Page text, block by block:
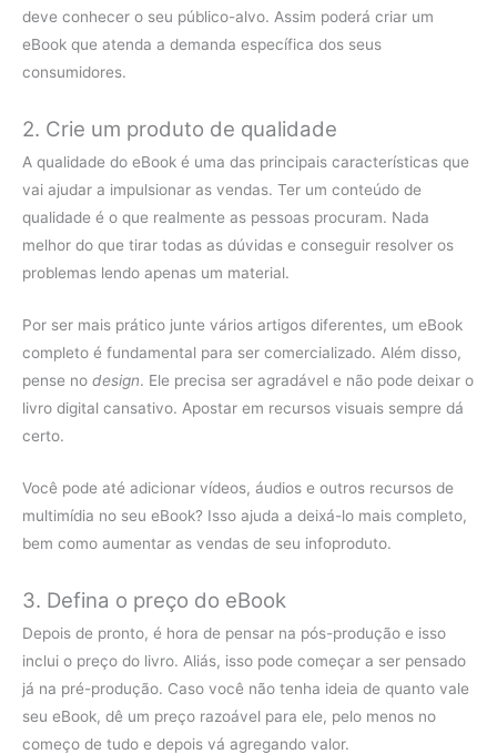
deve conhecer o seu público-alvo. Assim poderá criar um
eBook que atenda a demanda específica dos seus
consumidores.
2. Crie um produto de qualidade
A qualidade do eBook é uma das principais características que
vai ajudar a impulsionar as vendas. Ter um conteúdo de
qualidade é o que realmente as pessoas procuram. Nada
melhor do que tirar todas as dúvidas e conseguir resolver os
problemas lendo apenas um material.
Por ser mais prático junte vários artigos diferentes, um eBook
completo é fundamental para ser comercializado. Além disso,
pense no design. Ele precisa ser agradável e não pode deixar o
livro digital cansativo. Apostar em recursos visuais sempre dá
certo.
Você pode até adicionar vídeos, áudios e outros recursos de
multimídia no seu eBook? Isso ajuda a deixá-lo mais completo,
bem como aumentar as vendas de seu infoproduto.
3. Defina o preço do eBook
Depois de pronto, é hora de pensar na pós-produção e isso
inclui o preço do livro. Aliás, isso pode começar a ser pensado
já na pré-produção. Caso você não tenha ideia de quanto vale
seu eBook, dê um preço razoável para ele, pelo menos no
começo de tudo e depois vá agregando valor.